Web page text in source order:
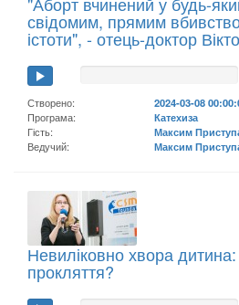
свідомим, прямим
істоти", - отець-доктор
Створено:
2024-03-08
Програма:
Катехиза
Гість:
Максим
Ведучий:
Максим
Невиліковно хвора
прокляття?